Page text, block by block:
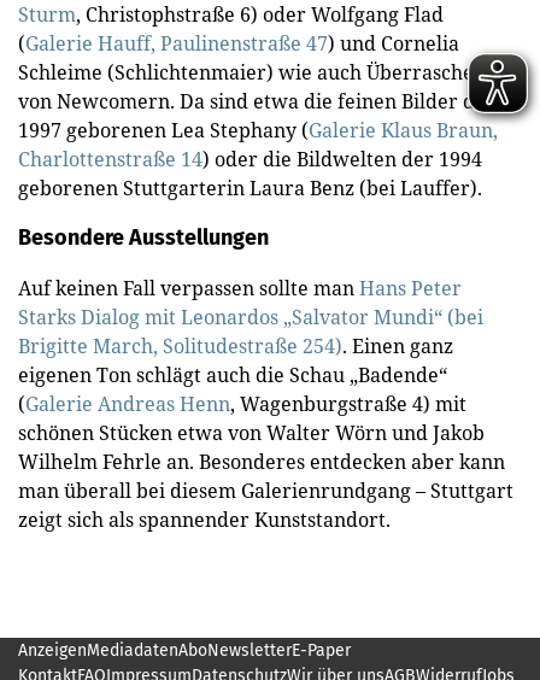
Sturm, Christophstraße 6) oder Wolfgang Flad
(Galerie Hauff, Paulinenstraße 47) und Cornelia
Schleime (Schlichtenmaier) wie auch Überraschendes
von Newcomern. Da sind etwa die feinen Bilder der
1997 geborenen Lea Stephany (Galerie Klaus Braun,
Charlottenstraße 14) oder die Bildwelten der 1994
geborenen Stuttgarterin Laura Benz (bei Lauffer).
Besondere Ausstellungen
Auf keinen Fall verpassen sollte manHans Peter
Starks Dialog mit Leonardos „Salvator Mundi“ (bei
Brigitte March, Solitudestraße 254). Einen ganz
eigenen Ton schlägt auch die Schau „Badende“
(Galerie Andreas Henn, Wagenburgstraße 4) mit
schönen Stücken etwa von Walter Wörn und Jakob
Wilhelm Fehrle an. Besonderes entdecken aber kann
man überall bei diesem Galerienrundgang – Stuttgart
zeigt sich als spannender Kunststandort.
AnzeigenMediadatenAboNewsletterE-Paper
KontaktFAQImpressumDatenschutzWir über unsAGBWiderrufJobs